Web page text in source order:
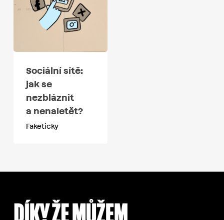
Sociální sítě:
jak se
nezbláznit
a nenaletět?
Faketicky